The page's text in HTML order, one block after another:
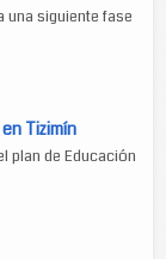
una siguiente fase
Tizimín
plan de Educación